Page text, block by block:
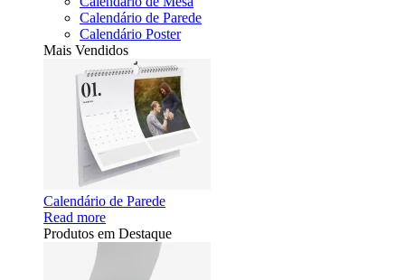
Calendário de Parede
Calendário Poster
Mais Vendidos
Calendário de Parede
Read more
Produtos em Destaque